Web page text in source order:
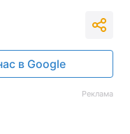
в Google
Реклама